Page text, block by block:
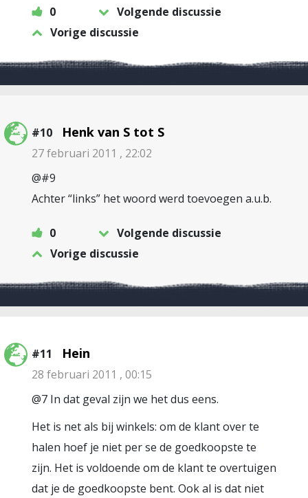
0
Volgende discussie
Vorige discussie
#10 Henk van S tot S
27 februari 2011 , 22:02
@#9
Achter “links” het woord werd toevoegen a.u.b.
0
Volgende discussie
Vorige discussie
#11 Hein
28 februari 2011 , 00:15
@7 In dat geval zijn we het dus eens.
Het is net als bij winkels: om de klant over te
halen hoef je niet per se de goedkoopste te
zijn. Het is voldoende om de klant te overtuigen
dat je de goedkoopste bent. Ook al is dat niet